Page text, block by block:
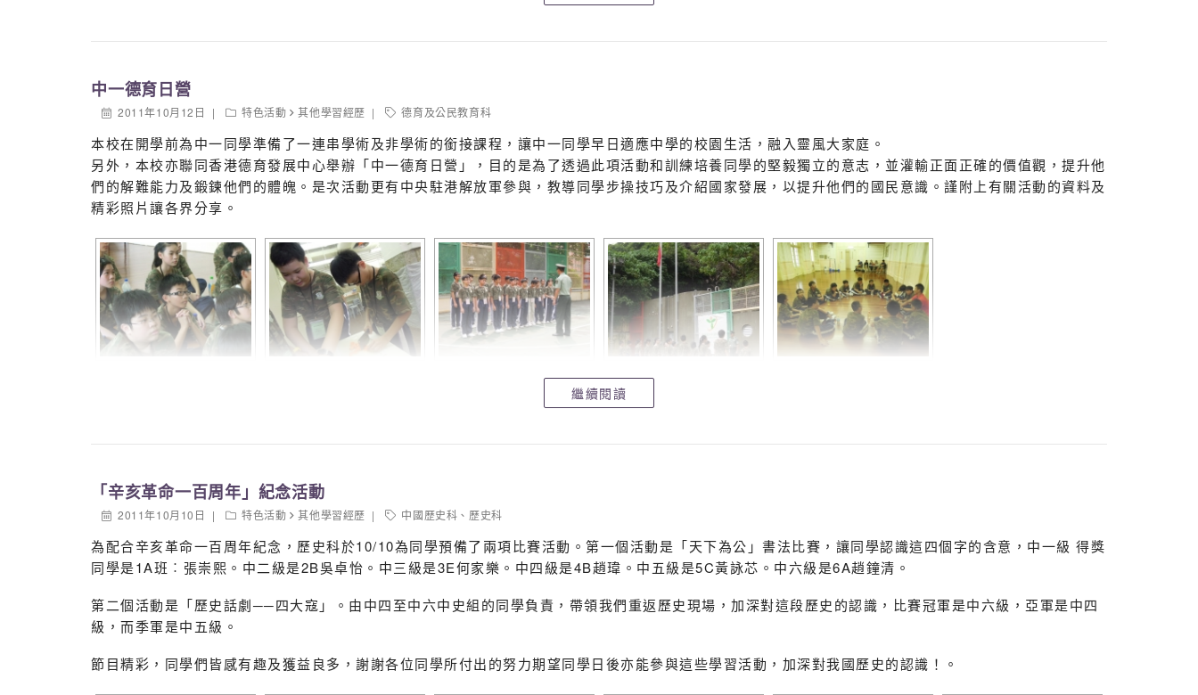
中一德育日營
2011年10月12日 特色活動 其他學習經歷 德育及公民教育科
本校在開學前為中一同學準備了一連串學術及非學術的銜接課程，讓中一同學早日適應中學的校園生活，融入靈風大家庭。
另外，本校亦聯同香港德育發展中心舉辦「中一德育日營」，目的是為了透過此項活動和訓練培養同學的堅毅獨立的意志，並灌輸正面正確的價值觀，提升他
們的解難能力及鍛鍊他們的體魄。是次活動更有中央駐港解放軍參與，教導同學步操技巧及介紹國家發展，以提升他們的國民意識。謹附上有關活動的資料及
精彩照片讓各界分享。
繼續閱讀
「辛亥革命一百周年」紀念活動
2011年10月10日 特色活動 其他學習經歷 中國歷史科 、 歷史科
為配合辛亥革命一百周年紀念，歷史科於10/10為同學預備了兩項比賽活動。第一個活動是「天下為公」書法比賽，讓同學認識這四個字的含意，中一級 得獎
同學是1A班︰張崇熙。中二級是2B吳卓怡。中三級是3E何家樂。中四級是4B趙瑋。中五級是5C黃詠芯。中六級是6A趙鐘清。
第二個活動是「歷史話劇──四大寇」。由中四至中六中史組的同學負責，帶領我們重返歷史現場，加深對這段歷史的認識，比賽冠軍是中六級，亞軍是中四
級，而季軍是中五級。
節目精彩，同學們皆感有趣及獲益良多，謝謝各位同學所付出的努力期望同學日後亦能參與這些學習活動，加深對我國歷史的認識！。